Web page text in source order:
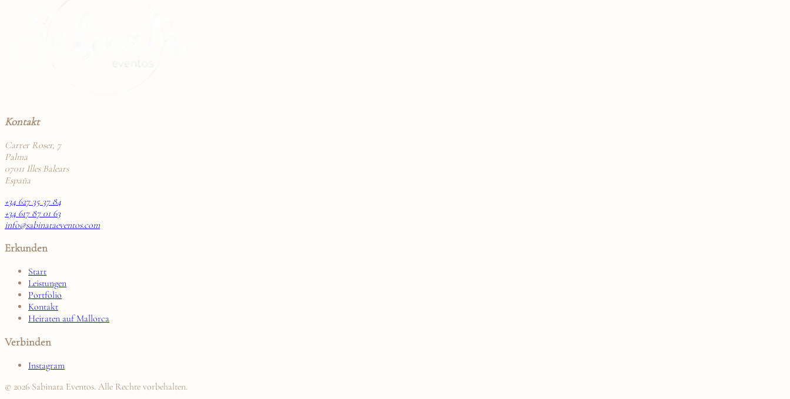
Kontakt
Carrer Roser, 7
Palma
07011 Illes Balears
España
+34 627 35 37 84
+34 617 87 01 63
info@sabinataeventos.com
Erkunden
Start
Leistungen
Portfolio
Kontakt
Heiraten auf Mallorca
Verbinden
Instagram
© 2026 Sabinata Eventos. Alle Rechte vorbehalten.